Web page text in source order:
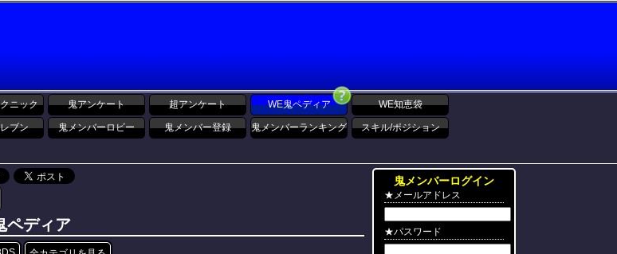
ニック 鬼アンケート 超アンケート WE鬼ペディア WE知恵袋
ブン 鬼メンバーロビー 鬼メンバー登録 鬼メンバーランキング スキル/ポジション
ペディア
鬼メンバーログイン
★メールアドレス
★パスワード